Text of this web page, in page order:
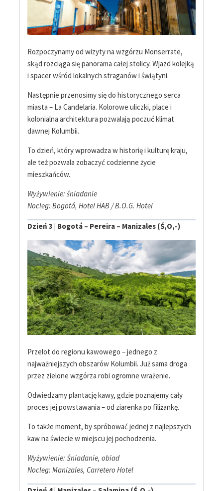
Rozpoczynamy od wizyty na wzgórzu Monserrate,
skąd rozciąga się panorama całej stolicy. Wjazd kolejką
i spacer wśród lokalnych straganów i świątyni.
Następnie przenosimy się do historycznego serca
miasta – La Candelaria. Kolorowe uliczki, place i
kolonialna architektura pozwalają poczuć klimat
dawnej Kolumbii.
To dzień, który wprowadza w historię i kulturę kraju,
ale też pozwala zobaczyć codzienne życie
mieszkańców.
Wyżywienie: śniadanie
Nocleg: Bogotá, Hotel HAB / B.O.G. Hotel
Dzień 3 | Bogotá – Pereira – Manizales (Ś,O,-)
Przelot do regionu kawowego – jednego z
najważniejszych obszarów Kolumbii. Już sama droga
przez zielone wzgórza robi ogromne wrażenie.
Odwiedzamy plantację kawy, gdzie poznajemy cały
proces jej powstawania – od ziarenka po filiżankę.
To także moment, by spróbować jednej z najlepszych
kaw na świecie w miejscu jej pochodzenia.
Wyżywienie: Śniadanie, obiad
Nocleg: Manizales, Carretero Hotel